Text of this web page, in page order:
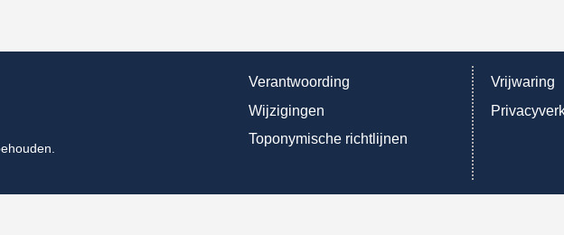
Verantwoording
Wijzigingen
Toponymische richtlijnen
Vrijwaring